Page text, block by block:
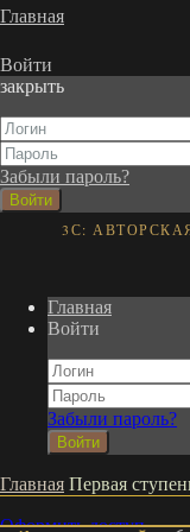
Главная
Войти
закрыть
Забыли пароль?
Войти
3С:
АВТОР
Главная
Войти
Забыли пароль?
Войти
Главная Первая
Оформить доступ.